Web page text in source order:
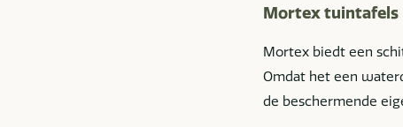
Mortex tuintafels
Mortex biedt een
Omdat het een
de beschermende